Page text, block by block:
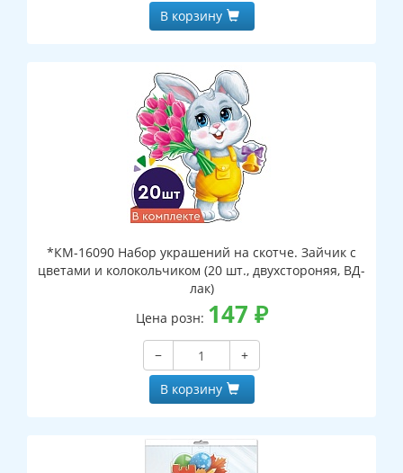
В корзину
*КМ-16090 Набор украшений на скотче. Зайчик с
цветами и колокольчиком (20 шт., двухстороняя, ВД-
лак)
Цена розн: 147 ₽
−
+
В корзину